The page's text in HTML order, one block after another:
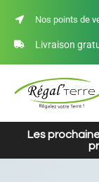
Nos points de
Livraison
Les